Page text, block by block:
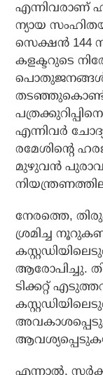
എന്നിവരാണ്
ന്യായ
സെക്ഷൻ 144
കളക്ടറുടെ
പൊതുജനങ്ങൾ
തടഞ്ഞുകൊണ്ട്
എന്നിവർ
രമേശിന്റെ
മുഴുവൻ
നേരത്തെ,
ശ്രമിച്ച
ആരോപിച്ചു.
ടിക്കറ്റ്
എന്നാൽ,